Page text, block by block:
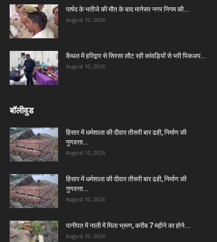
पार्षद के भतीजे की मौत के बाद मानेसर नगर निगम की...
August 10, 2026
कैथल में हरिद्वार से सिरसा लौट रही कांवड़ियों से भरी पिकअप...
August 10, 2026
बॉलीवुड
हिसार में धर्मशाला की दीवार तीसरी बार ढही, निर्माण की
गुणवत्ता...
August 10, 2026
हिसार में धर्मशाला की दीवार तीसरी बार ढही, निर्माण की
गुणवत्ता...
August 10, 2026
पानीपत में नाली में मिला भ्रूण, करीब 7 महीने का होने...
August 10, 2026